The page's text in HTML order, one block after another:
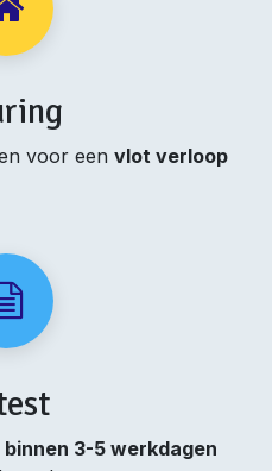
voor een vlot verloop
binnen 3-5 werkdagen